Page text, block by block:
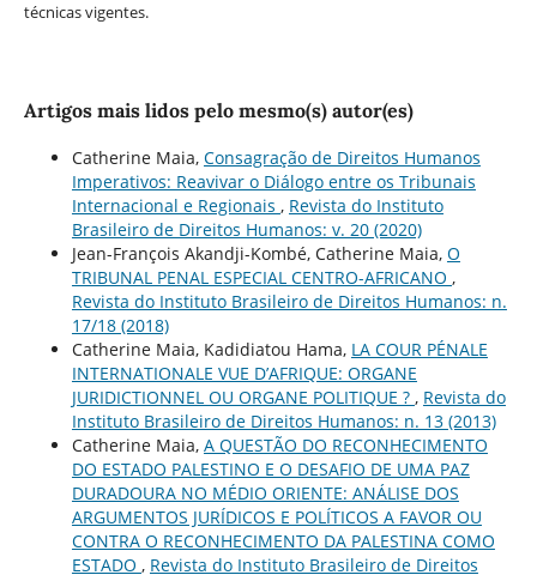
técnicas vigentes.
Artigos mais lidos pelo mesmo(s) autor(es)
Catherine Maia, Consagração de Direitos Humanos
Imperativos: Reavivar o Diálogo entre os Tribunais
Internacional e Regionais , Revista do Instituto
Brasileiro de Direitos Humanos: v. 20 (2020)
Jean-François Akandji-Kombé, Catherine Maia, O
TRIBUNAL PENAL ESPECIAL CENTRO-AFRICANO ,
Revista do Instituto Brasileiro de Direitos Humanos: n.
17/18 (2018)
Catherine Maia, Kadidiatou Hama, LA COUR PÉNALE
INTERNATIONALE VUE D’AFRIQUE: ORGANE
JURIDICTIONNEL OU ORGANE POLITIQUE ? , Revista do
Instituto Brasileiro de Direitos Humanos: n. 13 (2013)
Catherine Maia, A QUESTÃO DO RECONHECIMENTO
DO ESTADO PALESTINO E O DESAFIO DE UMA PAZ
DURADOURA NO MÉDIO ORIENTE: ANÁLISE DOS
ARGUMENTOS JURÍDICOS E POLÍTICOS A FAVOR OU
CONTRA O RECONHECIMENTO DA PALESTINA COMO
ESTADO , Revista do Instituto Brasileiro de Direitos